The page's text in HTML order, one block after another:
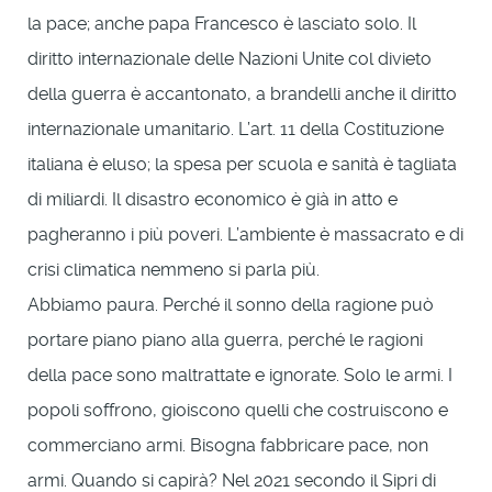
la pace; anche papa Francesco è lasciato solo. Il
diritto internazionale delle Nazioni Unite col divieto
della guerra è accantonato, a brandelli anche il diritto
internazionale umanitario. L’art. 11 della Costituzione
italiana è eluso; la spesa per scuola e sanità è tagliata
di miliardi. Il disastro economico è già in atto e
pagheranno i più poveri. L’ambiente è massacrato e di
crisi climatica nemmeno si parla più.
Abbiamo paura. Perché il sonno della ragione può
portare piano piano alla guerra, perché le ragioni
della pace sono maltrattate e ignorate. Solo le armi. I
popoli soffrono, gioiscono quelli che costruiscono e
commerciano armi. Bisogna fabbricare pace, non
armi. Quando si capirà? Nel 2021 secondo il Sipri di